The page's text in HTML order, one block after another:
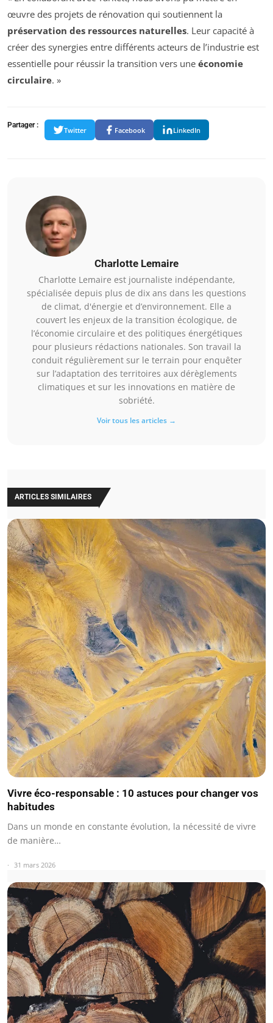
œuvre des projets de rénovation qui soutiennent la
préservation des ressources naturelles. Leur capacité à
créer des synergies entre différents acteurs de l’industrie est
essentielle pour réussir la transition vers une économie
circulaire. »
Partager :
Twitter Facebook LinkedIn
Charlotte Lemaire
Charlotte Lemaire est journaliste indépendante,
spécialisée depuis plus de dix ans dans les questions
de climat, d'énergie et d’environnement. Elle a
couvert les enjeux de la transition écologique, de
l’économie circulaire et des politiques énergétiques
pour plusieurs rédactions nationales. Son travail la
conduit régulièrement sur le terrain pour enquêter
sur l’adaptation des territoires aux dérèglements
climatiques et sur les innovations en matière de
sobriété.
Voir tous les articles →
ARTICLES SIMILAIRES
Vivre éco-responsable : 10 astuces pour changer vos
habitudes
Dans un monde en constante évolution, la nécessité de vivre
de manière…
31 mars 2026